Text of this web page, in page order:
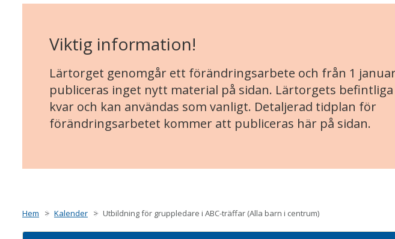
Viktig information!
Lärtorget genomgår ett förändringsarbete och från 1
publiceras inget nytt material på sidan. Lärtorgets
kvar och kan användas som vanligt. Detaljerad tidplan för
förändringsarbetet kommer att publiceras här på sidan.
Hem Kalender Utbildning för gruppledare i ABC-träffar (Alla barn i centrum)